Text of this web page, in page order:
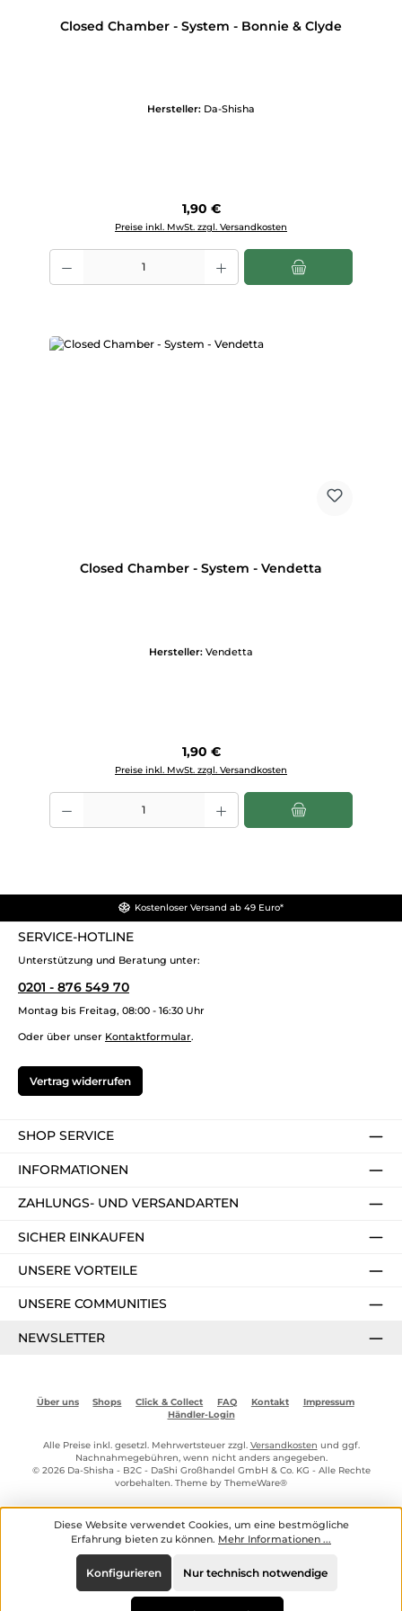
Closed Chamber - System - Bonnie & Clyde
Hersteller: Da-Shisha
Regulärer Preis:
1,90 €
Preise inkl. MwSt. zzgl. Versandkosten
Produkt Anzahl: Gib den gewünschten Wert ein oder benutze die
Closed Chamber - System - Vendetta
Hersteller: Vendetta
Regulärer Preis:
1,90 €
Preise inkl. MwSt. zzgl. Versandkosten
Produkt Anzahl: Gib den gewünschten Wert ein oder benutze die
Kostenloser Versand ab 49 Euro*
SERVICE-HOTLINE
Unterstützung und Beratung unter:
0201 - 876 549 70
Montag bis Freitag, 08:00 - 16:30 Uhr
Oder über unser Kontaktformular.
Vertrag widerrufen
SHOP SERVICE
INFORMATIONEN
ZAHLUNGS- UND VERSANDARTEN
SICHER EINKAUFEN
UNSERE VORTEILE
UNSERE COMMUNITIES
NEWSLETTER
Über uns Shops Click & Collect FAQ Kontakt
Impressum
Händler-Login
Alle Preise inkl. gesetzl. Mehrwertsteuer zzgl. Versandkosten und ggf.
Nachnahmegebühren, wenn nicht anders angegeben.
© 2026 Da-Shisha - B2C - DaShi Großhandel GmbH & Co. KG - Alle Rechte
vorbehalten. Theme by ThemeWare®
Diese Website verwendet Cookies, um eine bestmögliche
Erfahrung bieten zu können. Mehr Informationen ...
Nur technisch notwendige
Konfigurieren